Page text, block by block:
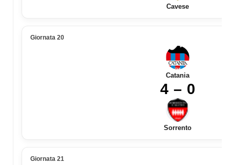
Cavese
Giornata 20
Catania
4 – 0
Sorrento
Giornata 21